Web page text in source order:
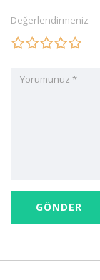
Değerlendirmeniz